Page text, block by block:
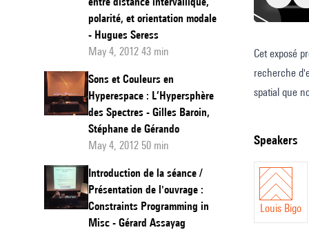
polarité, et orientation modale
- Hugues Seress
May 4, 2012 43 min
Sons et Couleurs en
Hyperespace : L’Hypersphère
des Spectres - Gilles Baroin,
Stéphane de Gérando
May 4, 2012 50 min
Introduction de la séance /
Présentation de l'ouvrage :
Constraints Programming in
Misc - Gérard Assayag
de
pour
de
Cet exposé
recherche
spatial que
priori
speakers
Louis Bigo